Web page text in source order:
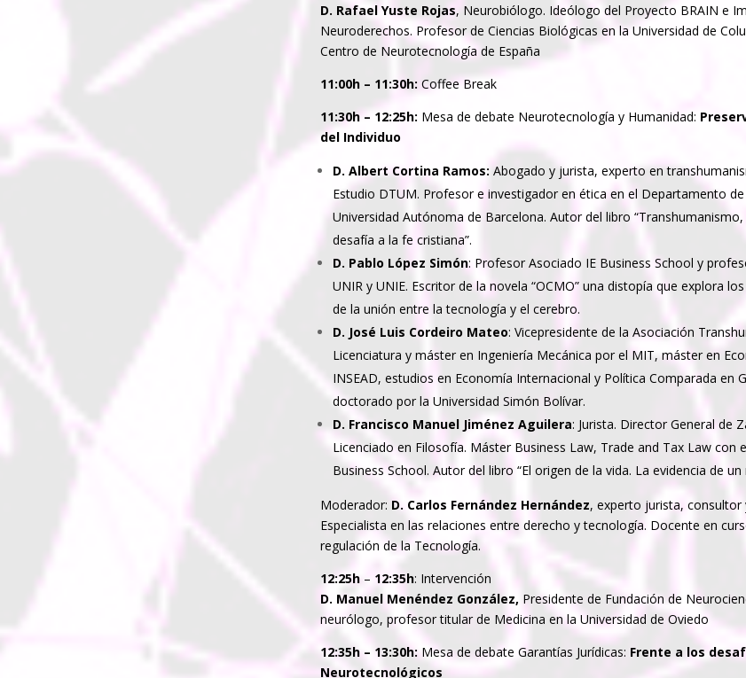
D. Rafael Yuste Rojas, Neurobiólogo. Ideólogo del Proyecto BRAIN e
Neuroderechos. Profesor de Ciencias Biológicas en la Universidad de
Centro de Neurotecnología de España
11:00h – 11:30h:Coffee Break
11:30h – 12:25h: Mesa de debate Neurotecnología y Humanidad:
del Individuo
D. Albert Cortina Ramos: Abogado y jurista, experto en
Estudio DTUM. Profesor e investigador en ética en el Departamento
Universidad Autónoma de Barcelona. Autor del libro
desafía a la fe cristiana”.
D. Pablo López Simón: Profesor Asociado IE Business School y
UNIR y UNIE. Escritor de la novela “OCMO” una distopía que explora
de la unión entre la tecnología y el cerebro.
D. José Luis Cordeiro Mateo: Vicepresidente de la Asociación
Licenciatura y máster en Ingeniería Mecánica por el MIT, máster en
INSEAD, estudios en Economía Internacional y Política Comparada en
doctorado por la Universidad Simón Bolívar.
D. Francisco Manuel Jiménez Aguilera: Jurista. Director General de
Licenciado en Filosofía. Máster Business Law, Trade and Tax Law con
Business School. Autor del libro “El origen de la vida. La evidencia de un
Moderador: D. Carlos Fernández Hernández, experto jurista, consultor
Especialista en las relaciones entre derecho y tecnología. Docente en
regulación de la Tecnología.
12:25h – 12:35h: Intervención
D. Manuel Menéndez González, Presidente de Fundación de
neurólogo, profesor titular de Medicina en la Universidad de Oviedo
12:35h – 13:30h: Mesa de debate Garantías Jurídicas: Frente a los
Neurotecnológicos